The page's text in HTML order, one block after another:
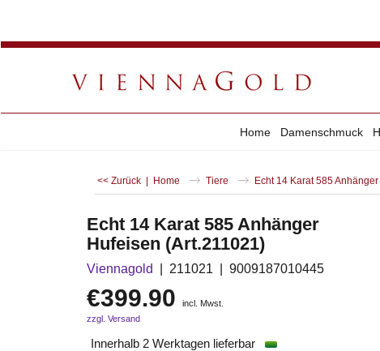
Home Damenschmuck
<< Zurück | Home Tiere Echt 14 Karat 585
Echt 14 Karat 585 Anhänger
Hufeisen (Art.211021)
Viennagold 211021 9009187010445
€399.90
incl. Mwst.
zzgl. Versand
Innerhalb 2 Werktagen lieferbar